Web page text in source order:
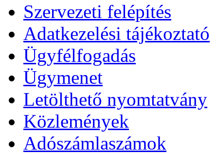
Szervezeti felépítés
Adatkezelési tájékoztató
Ügyfélfogadás
Ügymenet
Letölthető nyomtatvány
Közlemények
Adószámlaszámok